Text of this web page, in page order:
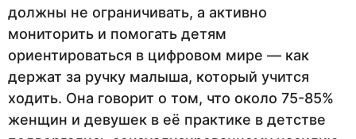
должны не ограничивать, а активно
мониторить и помогать детям
ориентироваться в цифровом мире — как
держат за ручку малыша, который учится
ходить. Она говорит о том, что около 75-85%
женщин и девушек в её практике в детстве